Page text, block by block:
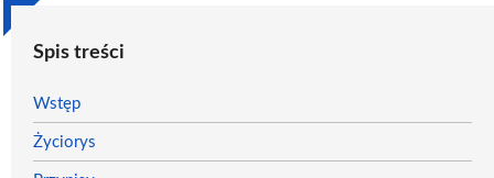
Spis treści
Wstęp
Życiorys